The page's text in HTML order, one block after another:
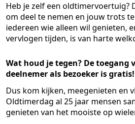
Heb je zelf een oldtimervoertuig?
om deel te nemen en jouw trots
iedereen wie alleen wil genieten,
vervlogen tijden, is van harte
Wat houd je tegen? De toegang
deelnemer als bezoeker is gratis!
Dus kom kijken, meegenieten en
Oldtimerdag al 25 jaar mensen
genieten van het mooiste op